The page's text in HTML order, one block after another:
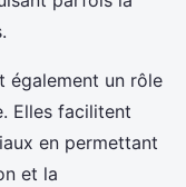
également un rôle
Elles facilitent
en permettant
et la